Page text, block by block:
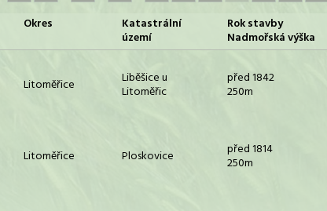
Okres Katastrální
území
Rok stavby
Nadmořská výška
Litoměřice Liběšice u
Litoměřic
před 1842
250m
Litoměřice Ploskovice před 1814
250m